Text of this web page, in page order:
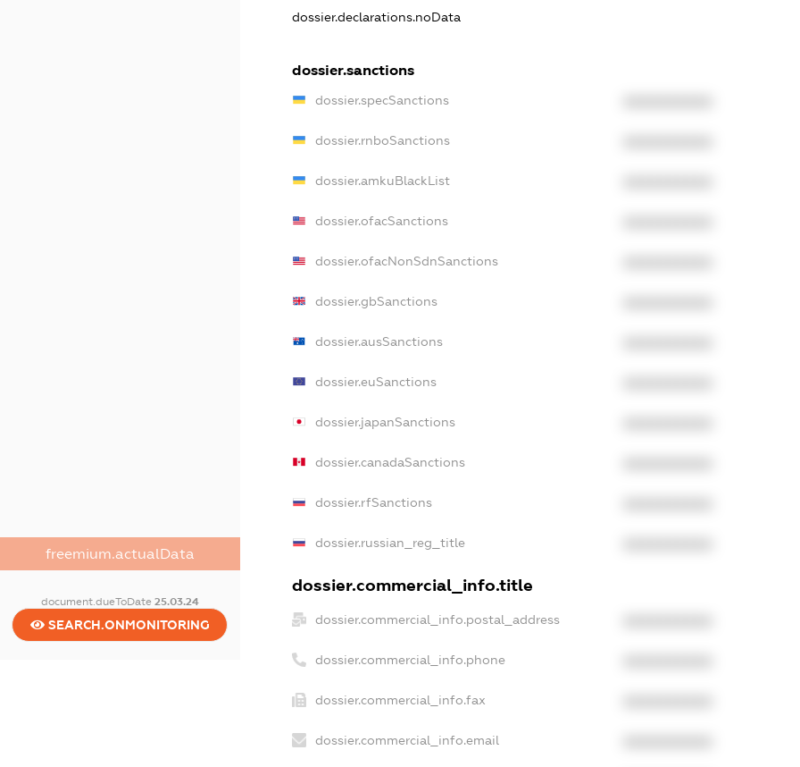
freemium.actualData
document.dueToDate 25.03.24
SEARCH.ONMONITORING
dossier.declarations.noData
dossier.sanctions
dossier.specSanctions
dossier.rnboSanctions
dossier.amkuBlackList
dossier.ofacSanctions
dossier.ofacNonSdnSanctions
dossier.gbSanctions
dossier.ausSanctions
dossier.euSanctions
dossier.japanSanctions
dossier.canadaSanctions
dossier.rfSanctions
dossier.russian_reg_title
dossier.commercial_info.title
dossier.commercial_info.postal_address
dossier.commercial_info.phone
dossier.commercial_info.fax
dossier.commercial_info.email